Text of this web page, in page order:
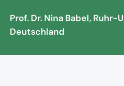
Prof. Dr. Nina Babel,
Deutschland